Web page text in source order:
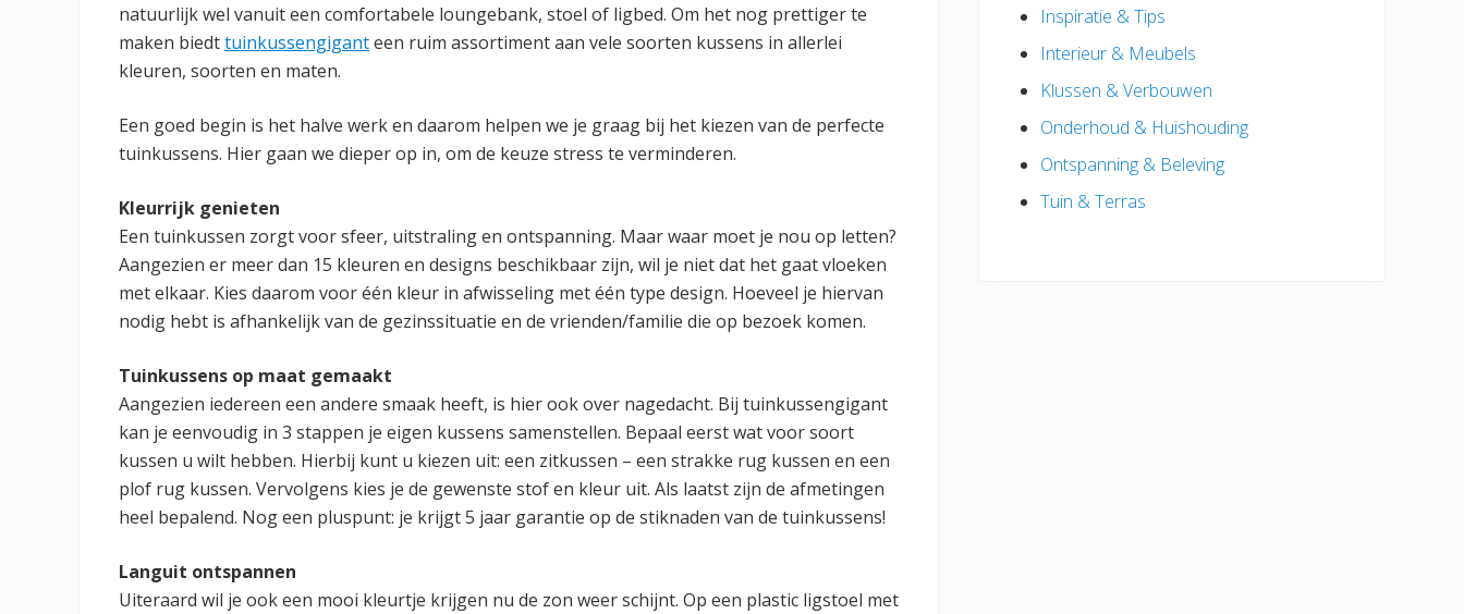
natuurlijk wel vanuit een comfortabele loungebank, stoel of ligbed. Om het nog prettiger te
maken biedttuinkussengiganteen ruim assortiment aan vele soorten kussens in allerlei
kleuren, soorten en maten.
Een goed begin is het halve werk en daarom helpen we je graag bij het kiezen van de perfecte
tuinkussens. Hier gaan we dieper op in, om de keuze stress te verminderen.
Kleurrijk genieten
Een tuinkussen zorgt voor sfeer, uitstraling en ontspanning. Maar waar moet je nou op letten?
Aangezien er meer dan 15 kleuren en designs beschikbaar zijn, wil je niet dat het gaat vloeken
met elkaar. Kies daarom voor één kleur in afwisseling met één type design. Hoeveel je hiervan
nodig hebt is afhankelijk van de gezinssituatie en de vrienden/familie die op bezoek komen.
Tuinkussens op maat gemaakt
Aangezien iedereen een andere smaak heeft, is hier ook over nagedacht. Bij tuinkussengigant
kan je eenvoudig in 3 stappen je eigen kussens samenstellen. Bepaal eerst wat voor soort
kussen u wilt hebben. Hierbij kunt u kiezen uit: een zitkussen – een strakke rug kussen en een
plof rug kussen. Vervolgens kies je de gewenste stof en kleur uit. Als laatst zijn de afmetingen
heel bepalend. Nog een pluspunt: je krijgt 5 jaar garantie op de stiknaden van de tuinkussens!
Languit ontspannen
Uiteraard wil je ook een mooi kleurtje krijgen nu de zon weer schijnt. Op een plastic ligstoel met
Inspiratie & Tips
Interieur & Meubels
Klussen & Verbouwen
Onderhoud & Huishouding
Ontspanning & Beleving
Tuin & Terras